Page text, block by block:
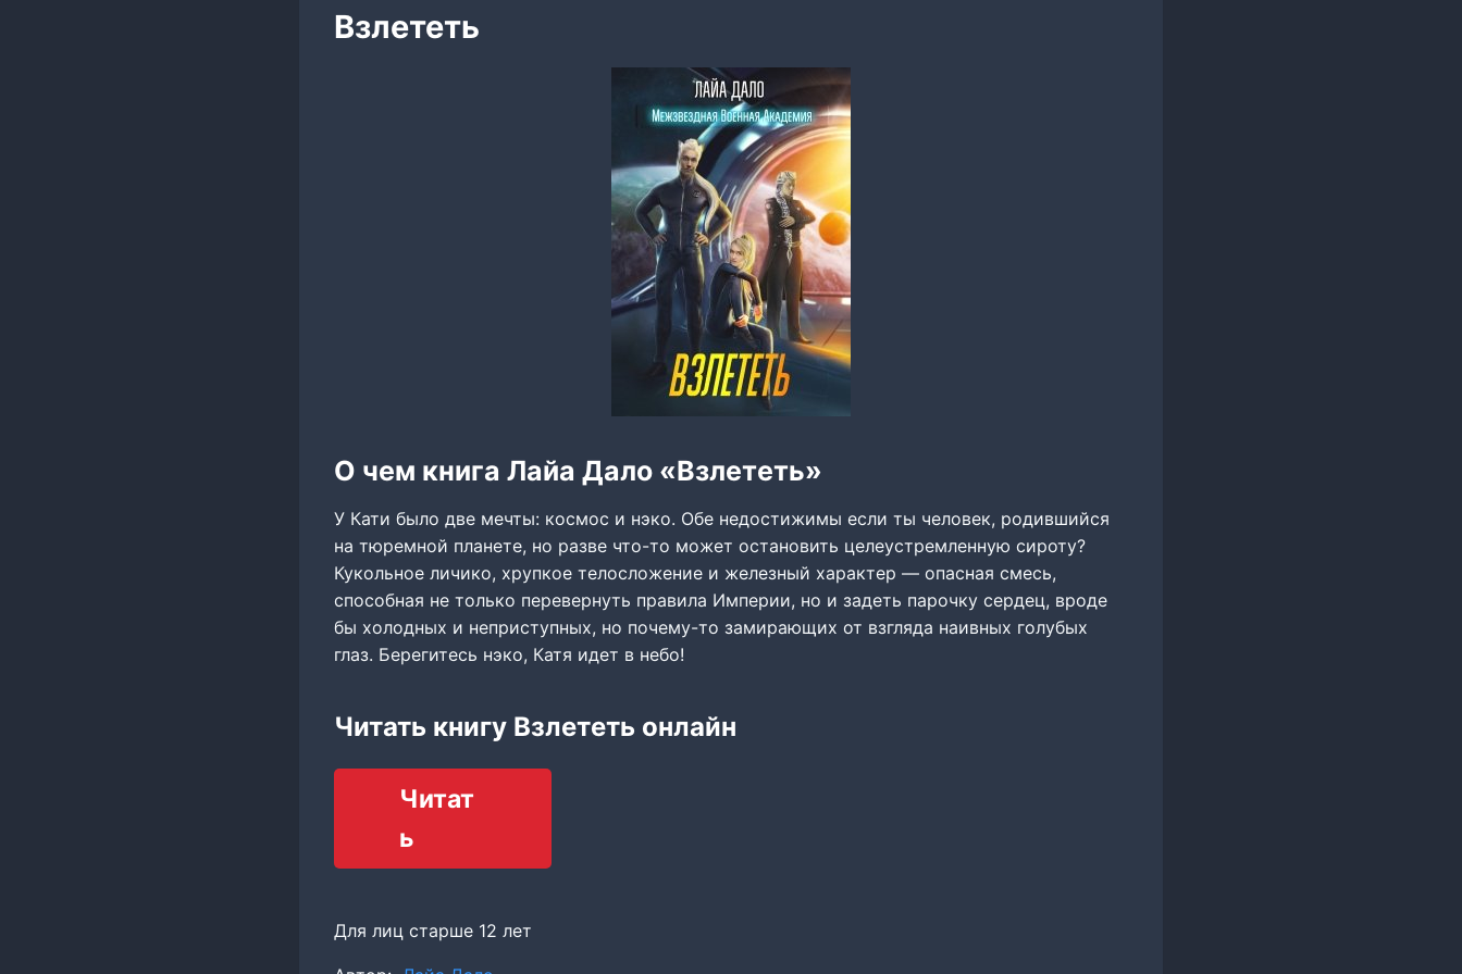
Взлететь
О чем книга Лайа Дало «Взлететь»
У Кати было две мечты: космос и нэко. Обе недостижимы если ты человек, родившийся
на тюремной планете, но разве что-то может остановить целеустремленную сироту?
Кукольное личико, хрупкое телосложение и железный характер — опасная смесь,
способная не только перевернуть правила Империи, но и задеть парочку сердец, вроде
бы холодных и неприступных, но почему-то замирающих от взгляда наивных голубых
глаз. Берегитесь нэко, Катя идет в небо!
Читать книгу Взлететь онлайн
Читат
ь
Для лиц старше 12 лет